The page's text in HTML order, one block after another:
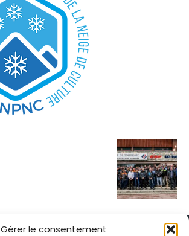
Gérer le consentement